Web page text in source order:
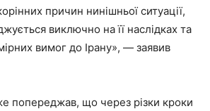
причин нинішньої ситуації,
виключно на її наслідках та
вимог до Ірану», — заявив
попереджав, що через різки кроки